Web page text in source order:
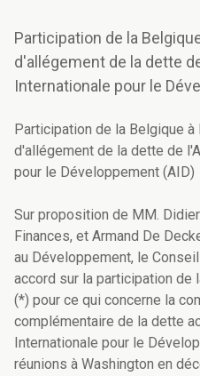
Participation de la
d'allégement de la dette
Internationale pour le
Participation de la Belgique
d'allégement de la dette de
pour le Développement (AID)
Sur proposition de MM.
Finances, et Armand De
au Développement, le
accord sur la participation de
(*) pour ce qui concerne la
complémentaire de la dette
Internationale pour le
réunions à Washington en